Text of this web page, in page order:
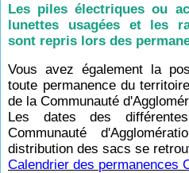
Les piles électriques ou
lunettes usagées et les
sont repris lors des
Vous avez également la
toute permanence du
de la Communauté
Les dates des
Communauté
distribution des sacs se
Calendrier des permanences